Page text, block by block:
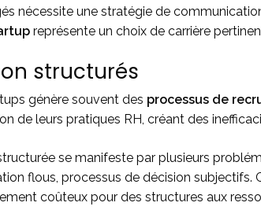
nécessite une stratégie de
représente un choix de carrière
structurés
génère souvent des processus de
de leurs pratiques RH, créant des
se manifeste par plusieurs
flous, processus de décision
coûteux pour des structures aux